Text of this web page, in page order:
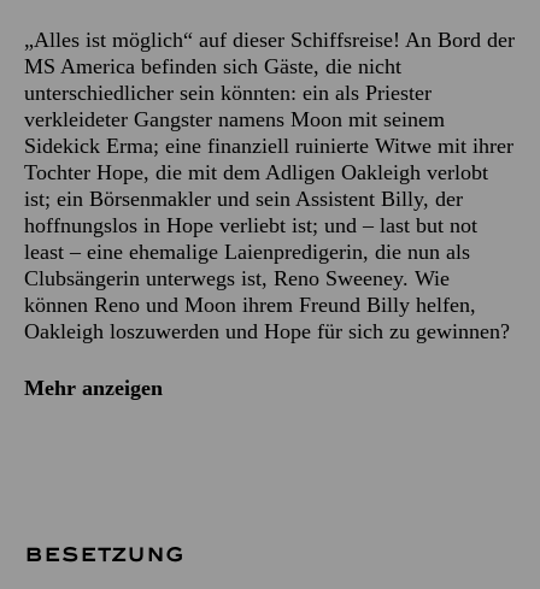
„Alles ist möglich“ auf dieser Schiffsreise! An Bord der
MS America befinden sich Gäste, die nicht
unterschiedlicher sein könnten: ein als Priester
verkleideter Gangster namens Moon mit seinem
Sidekick Erma; eine finanziell ruinierte Witwe mit ihrer
Tochter Hope, die mit dem Adligen Oakleigh verlobt
ist; ein Börsenmakler und sein Assistent Billy, der
hoffnungslos in Hope verliebt ist; und – last but not
least – eine ehemalige Laienpredigerin, die nun als
Clubsängerin unterwegs ist, Reno Sweeney. Wie
können Reno und Moon ihrem Freund Billy helfen,
Oakleigh loszuwerden und Hope für sich zu gewinnen?
Mehr anzeigen
BESETZUNG